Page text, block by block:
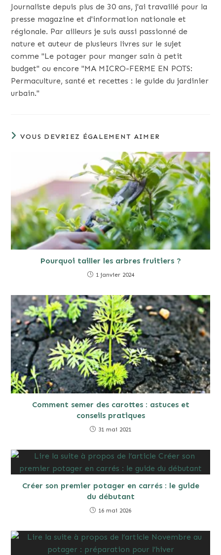
Journaliste depuis plus de 30 ans, j'ai travaillé pour la
presse magazine et d'information nationale et
régionale. Par ailleurs je suis aussi passionné de
nature et auteur de plusieurs livres sur le sujet
comme "Le potager pour manger sain à petit
budget" ou encore "MA MICRO-FERME EN POTS:
Permaculture, santé et recettes : le guide du jardinier
urbain."
VOUS DEVRIEZ ÉGALEMENT AIMER
Pourquoi tailler les arbres fruitiers ?
1 janvier 2024
Comment semer des carottes : astuces et
conseils pratiques
31 mai 2021
Créer son premier potager en carrés : le guide
du débutant
16 mai 2026